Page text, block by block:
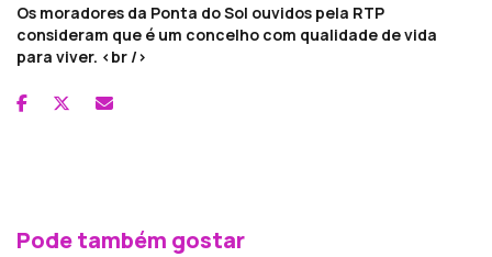
Os moradores da Ponta do Sol ouvidos pela RTP
consideram que é um concelho com qualidade de vida
para viver. <br />
Pode também gostar